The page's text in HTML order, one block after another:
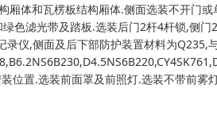
厢体和瓦楞板结构厢体.侧面选装不开门
色滤光带及踏板.选装后门2杆4杆锁,侧
录仪,侧面及后下部防护装置材料为
位置.选装前面罩及前照灯.选装不带前雾